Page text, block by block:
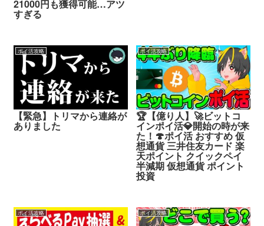
21000円も獲得可能…アツ
すぎる
ポイ活攻略
【緊急】トリマから連絡が
ありました
ポイ活攻略
🏆【億り人】🚀ビットコ
インポイ活💎開始の時が来
た！🍄ポイ活 おすすめ 仮
想通貨 三井住友カード 楽
天ポイント クイックペイ
半減期 仮想通貨 ポイント
投資
ポイ活攻略 ポイ活攻略